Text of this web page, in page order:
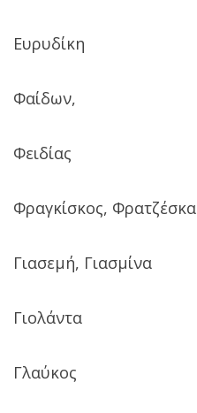
Ευρυδίκη
Φαίδων,
Φειδίας
Φραγκίσκος, Φρατζέσκα
Γιασεμή, Γιασμίνα
Γιολάντα
Γλαύκος